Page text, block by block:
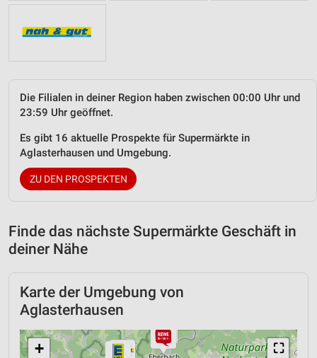
Die Filialen in deiner Region haben zwischen 00:00 Uhr und
23:59 Uhr geöffnet.
Es gibt 16 aktuelle Prospekte für Supermärkte in
Aglasterhausen und Umgebung.
ZU DEN PROSPEKTEN
Finde das nächste Supermärkte Geschäft in
deiner Nähe
Karte der Umgebung von
Aglasterhausen
⛶
+